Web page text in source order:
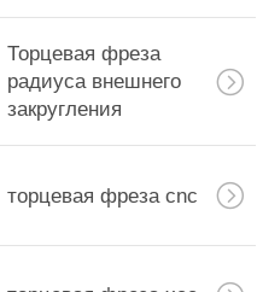
Торцевая фреза
радиуса внешнего
закругления
торцевая фреза cnc